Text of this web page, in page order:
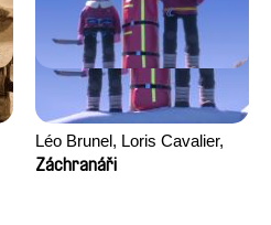
Léo Brunel, Loris Cavalier,
Camille Jalabert, Oscar Malet
Záchranáři